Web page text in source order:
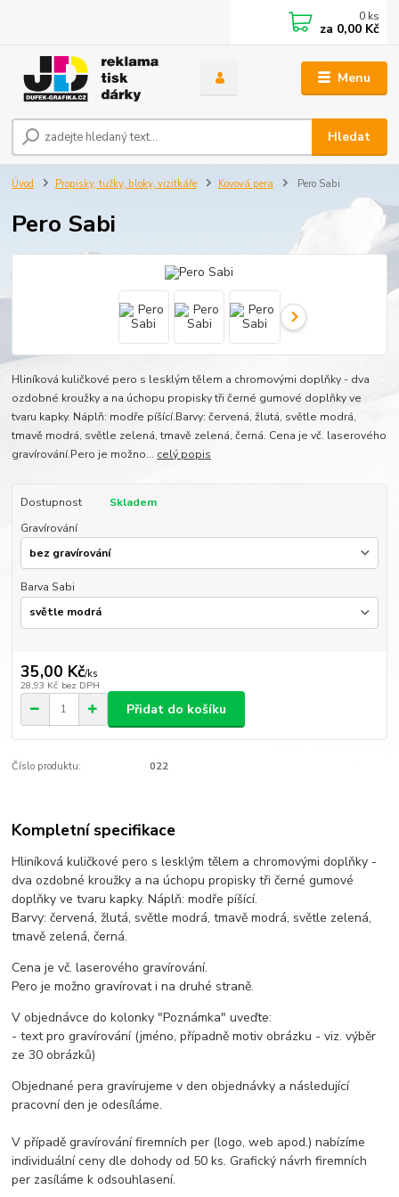
Menu
Hledat
0 ks
za 0,00 Kč
Úvod Propisky, tužky, bloky, vizitkáře Kovová pera Pero Sabi
Pero Sabi
Hliníková kuličkové pero s lesklým tělem a chromovými doplňky - dva
ozdobné kroužky a na úchopu propisky tři černé gumové doplňky ve
tvaru kapky. Náplň: modře píšící.Barvy: červená, žlutá, světle modrá,
tmavě modrá, světle zelená, tmavě zelená, černá. Cena je vč. laserového
gravírování.Pero je možno... celý popis
Dostupnost
Skladem
Gravírování
Barva Sabi
35,00 Kč/ks
28,93 Kč bez DPH
Přidat do košíku
Číslo produktu: 022
Kompletní specifikace
Hliníková kuličkové pero s lesklým tělem a chromovými doplňky -
dva ozdobné kroužky a na úchopu propisky tři černé gumové
doplňky ve tvaru kapky. Náplň: modře píšící.
Barvy: červená, žlutá, světle modrá, tmavě modrá, světle zelená,
tmavě zelená, černá.
Cena je vč. laserového gravírování.
Pero je možno gravírovat i na druhé straně.
V objednávce do kolonky "Poznámka" uveďte:
- text pro gravírování (jméno, případně motiv obrázku - viz. výběr
ze 30 obrázků)
Objednané pera gravírujeme v den objednávky a následující
pracovní den je odesíláme.
V případě gravírování firemních per (logo, web apod.) nabízíme
individuální ceny dle dohody od 50 ks. Grafický návrh firemních
per zasíláme k odsouhlasení.